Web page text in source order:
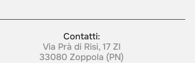
Contatti:
Via Prà di Risi, 17 ZI
33080 Zoppola (PN)